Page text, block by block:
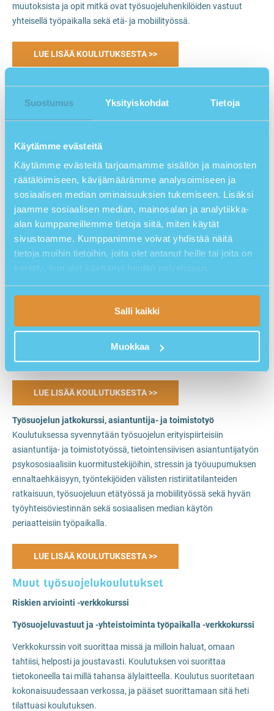
Suostumus Yksityiskohdat Tietoja
Käytämme evästeitä
Käytämme evästeitä tarjoamamme sisällön ja mainosten
räätälöimiseen, kävijämäärämme analysoimiseen ja
sosiaalisen median ominaisuuksien tukemiseen. Lisäksi
jaamme sosiaalisen median, mainosalan ja analytiikka-
alan kumppaneillemme tietoja siitä, miten käytät
sivustoamme. Kumppanimme voivat yhdistää näitä
tietoja muihin tietoihin, joita olet antanut heille tai joita on
kerätty, kun olet käyttänyt heidän palvelujaan.
Salli kaikki
Muokkaa
muutoksista ja opit mitkä ovat työsuojeluhenkilöiden vastuut
yhteisellä työpaikalla sekä etä- ja mobiilityössä.
LUE LISÄÄ KOULUTUKSESTA >>
kehittämiseen ja parantamiseen työpaikalla. Kurssilla opit myös
LUE LISÄÄ KOULUTUKSESTA >>
Alakohtaiset työsuojelukoulutukset
Työsuojelun peruskurssi, asiantuntija- ja toimistotyö
Koulutuksessa opitaan työsuojelun ja työturvallisuuden perusteet
asiantuntija- ja toimistotyössä. Koulutuksessa käydään läpi
vastuuhenkilön tehtävät ja vastuut sekä työsuojelulainsäädännön
perusteet. Lisäksi koulutuksessa perehdytään hyvän
toimistotyöympäristön ominaisuuksiin ja tietokonetyön fyysisiin
kuormitustekijöihin.
LUE LISÄÄ KOULUTUKSESTA >>
Työsuojelun jatkokurssi, asiantuntija- ja toimistotyö
Koulutuksessa syvennytään työsuojelun erityispiirteisiin
asiantuntija- ja toimistotyössä, tietointensiivisen asiantuntijatyön
psykososiaalisiin kuormitustekijöihin, stressin ja työuupumuksen
ennaltaehkäisyyn, työntekijöiden välisten ristiriitatilanteiden
ratkaisuun, työsuojeluun etätyössä ja mobiilityössä sekä hyvän
työyhteisöviestinnän sekä sosiaalisen median käytön
periaatteisiin työpaikalla.
LUE LISÄÄ KOULUTUKSESTA >>
Muut työsuojelukoulutukset
Riskien arviointi -verkkokurssi
Työsuojeluvastuut ja -yhteistoiminta työpaikalla -verkkokurssi
Verkkokurssin voit suorittaa missä ja milloin haluat, omaan
tahtiisi, helposti ja joustavasti. Koulutuksen voi suorittaa
tietokoneella tai millä tahansa älylaitteella. Koulutus suoritetaan
kokonaisuudessaan verkossa, ja pääset suorittamaan sitä heti
tilattuasi koulutuksen.